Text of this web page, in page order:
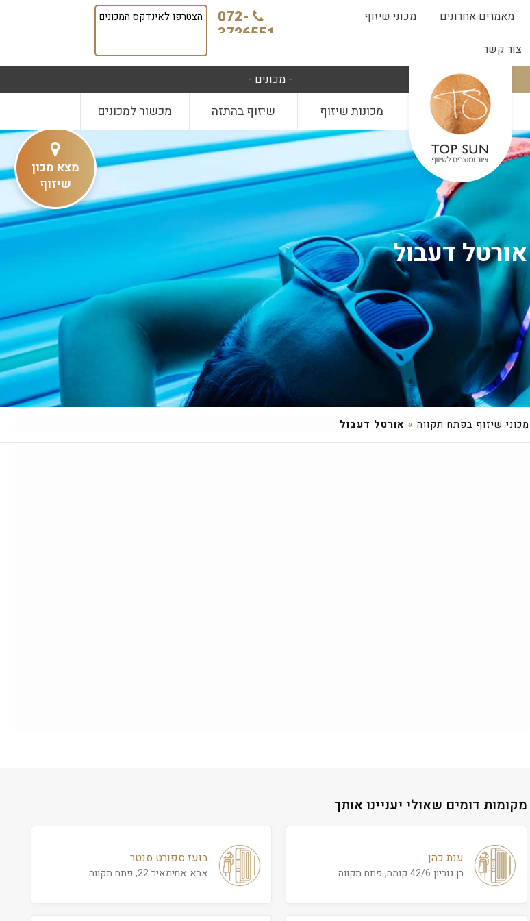
מאמרים אחרונים
מכוני שיזוף
צור קשר
072-
3726551
הצטרפו לאינדקס המכונים
- מכונים -
מכונות שיזוף שיזוף בהתזה מכשור למכונים
אורטל דעבול
מכוני שיזוף בפתח תקווה » אורטל דעבול
מקומות דומים שאולי יעניינו אותך
ענת כהן
בן גוריון 42/6 קומה, פתח תקווה
בועז ספורט סנטר
אבא אחימאיר 22, פתח תקווה
מצא מכון
שיזוף